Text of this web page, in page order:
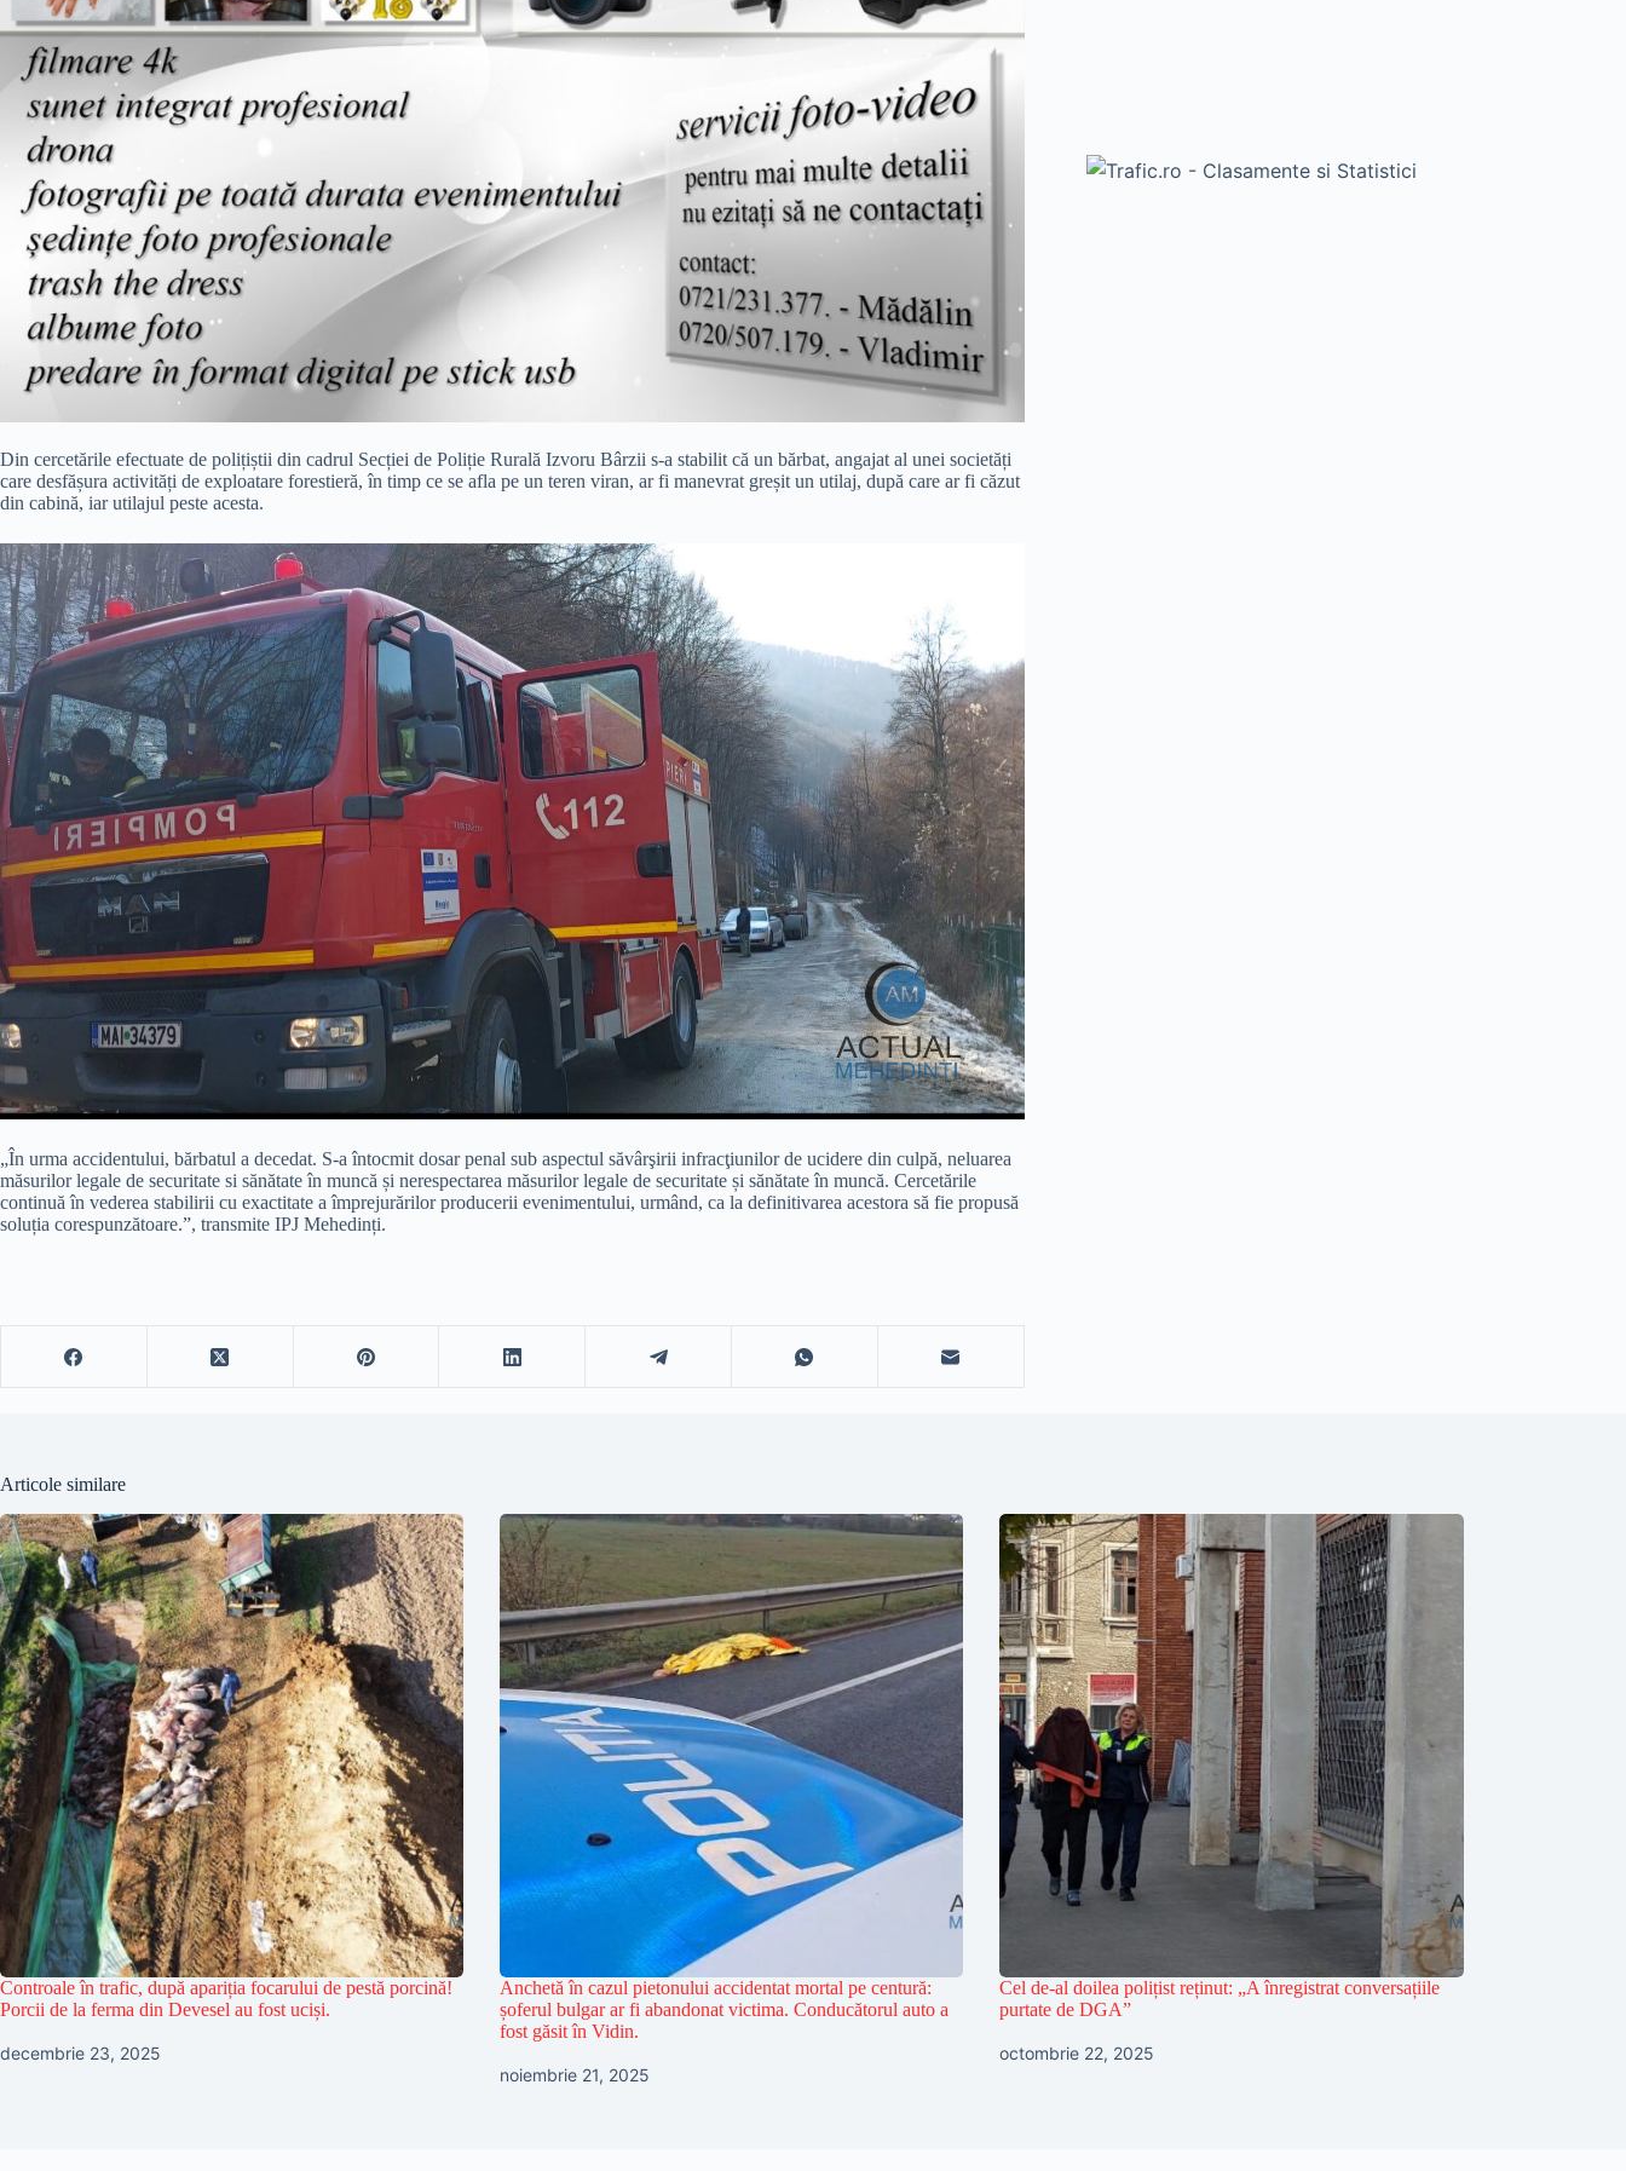
Din cercetările efectuate de polițiștii din cadrul Secției de Poliție Rurală Izvoru Bârzii s-a stabilit că un bărbat, angajat al unei societăți
care desfășura activități de exploatare forestieră, în timp ce se afla pe un teren viran, ar fi manevrat greșit un utilaj, după care ar fi căzut
din cabină, iar utilajul peste acesta.
„În urma accidentului, bărbatul a decedat. S-a întocmit dosar penal sub aspectul săvârşirii infracţiunilor de ucidere din culpă, neluarea
măsurilor legale de securitate si sănătate în muncă și nerespectarea măsurilor legale de securitate și sănătate în muncă. Cercetările
continuă în vederea stabilirii cu exactitate a împrejurărilor producerii evenimentului, urmând, ca la definitivarea acestora să fie propusă
soluția corespunzătoare.”, transmite IPJ Mehedinți.
Articole similare
Controale în trafic, după apariția focarului de pestă porcină!
Porcii de la ferma din Devesel au fost uciși.
decembrie 23, 2025
Anchetă în cazul pietonului accidentat mortal pe centură:
șoferul bulgar ar fi abandonat victima. Conducătorul auto a
fost găsit în Vidin.
noiembrie 21, 2025
Cel de-al doilea polițist reținut: „A înregistrat conversațiile
purtate de DGA”
octombrie 22, 2025